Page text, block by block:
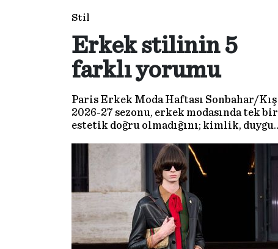
Stil
Erkek stilinin 5
farklı yorumu
Paris Erkek Moda Haftası Sonbahar/Kış
2026-27 sezonu, erkek modasında tek bir
estetik doğru olmadığını; kimlik, duygu
katmanlı bir anlatının öne çıktığını